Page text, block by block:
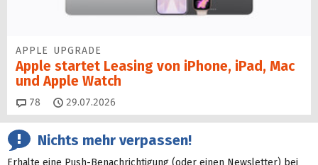
APPLE UPGRADE
Apple startet Leasing von iPhone, iPad, Mac
und Apple Watch
78 Kommentare
29.07.2026
Nichts mehr verpassen!